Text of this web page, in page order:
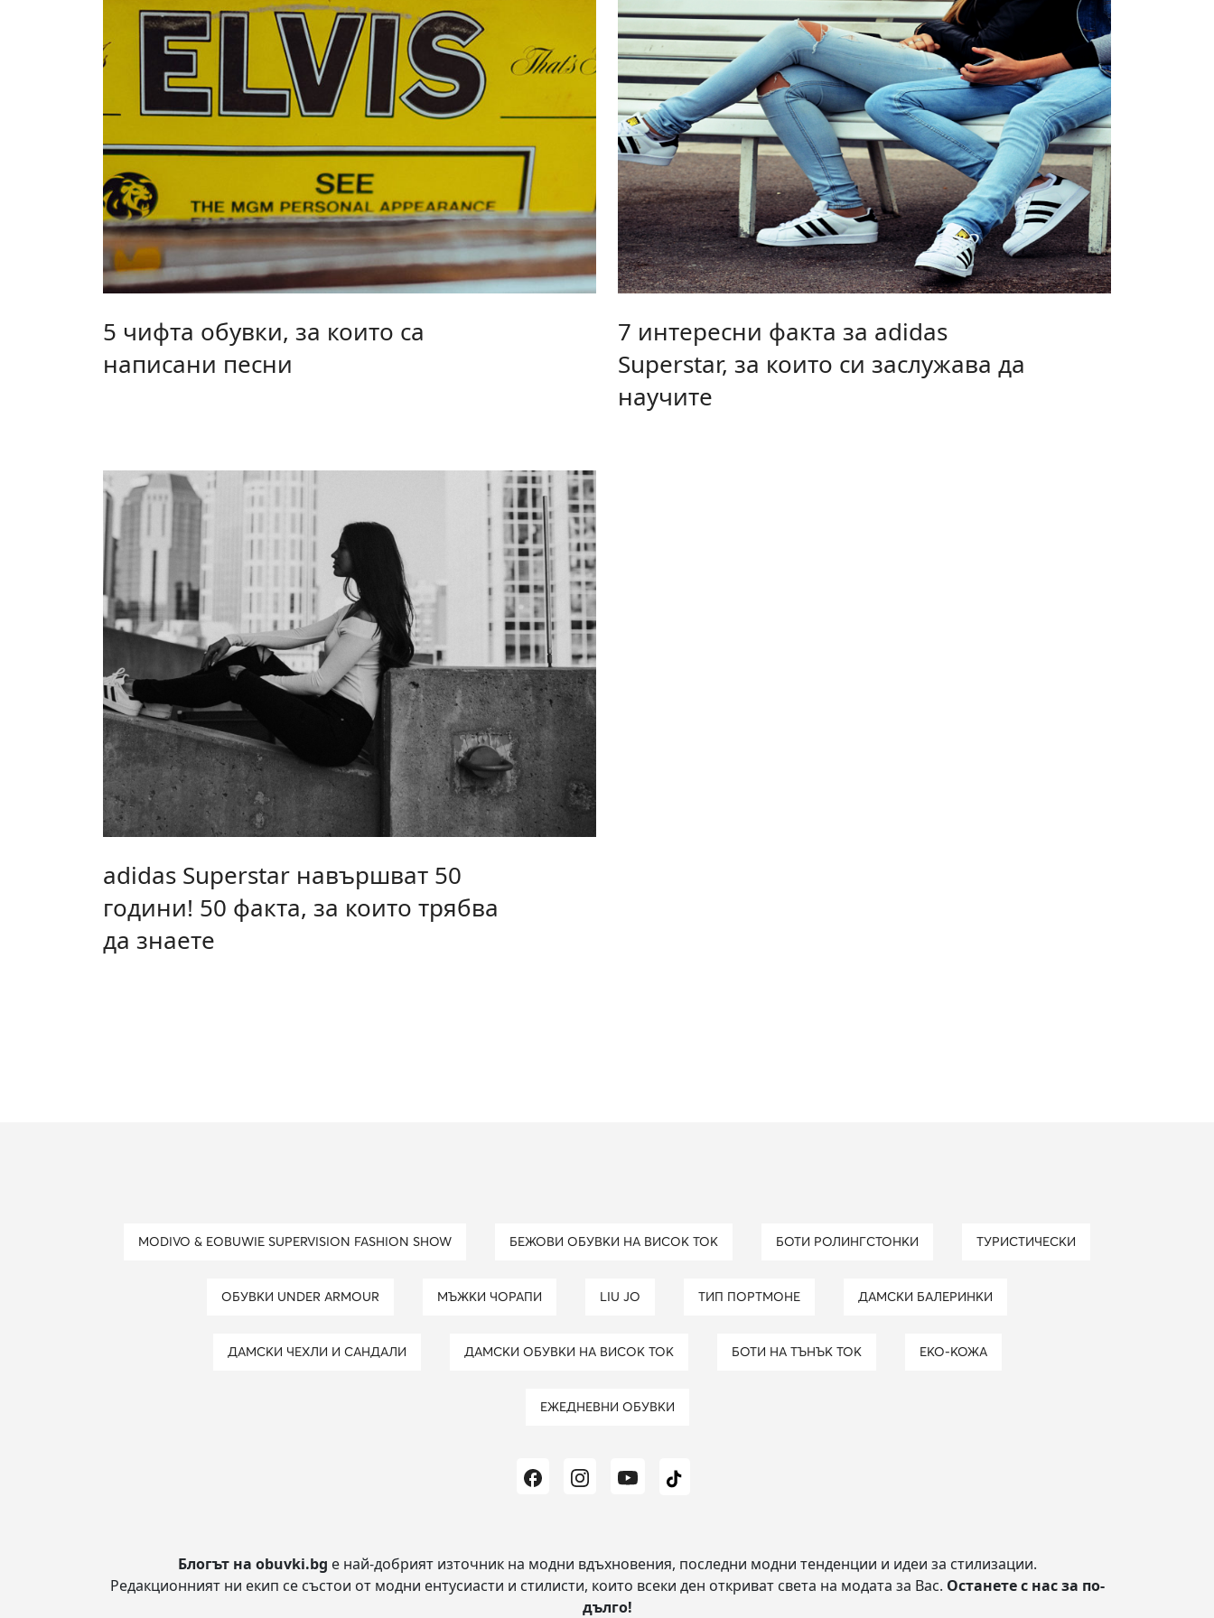
5 чифта обувки, за които са
написани песни
7 интересни факта за adidas
Superstar, за които си заслужава да
научите
adidas Superstar навършват 50
години! 50 факта, за които трябва
да знаете
MODIVO & EOBUWIE SUPERVISION FASHION SHOW БЕЖОВИ ОБУВКИ НА ВИСОК ТОК БОТИ РОЛИНГСТОНКИ ТУРИСТИЧЕСКИ
ОБУВКИ UNDER ARMOUR МЪЖКИ ЧОРАПИ LIU JO ТИП ПОРТМОНЕ ДАМСКИ БАЛЕРИНКИ
ДАМСКИ ЧЕХЛИ И САНДАЛИ ДАМСКИ ОБУВКИ НА ВИСОК ТОК БОТИ НА ТЪНЪК ТОК ЕКО-КОЖА
ЕЖЕДНЕВНИ ОБУВКИ
Блогът на obuvki.bg е най-добрият източник на модни вдъхновения, последни модни тенденции и идеи за стилизации.
Редакционният ни екип се състои от модни ентусиасти и стилисти, които всеки ден откриват света на модата за Вас. Останете с нас за по-
дълго!